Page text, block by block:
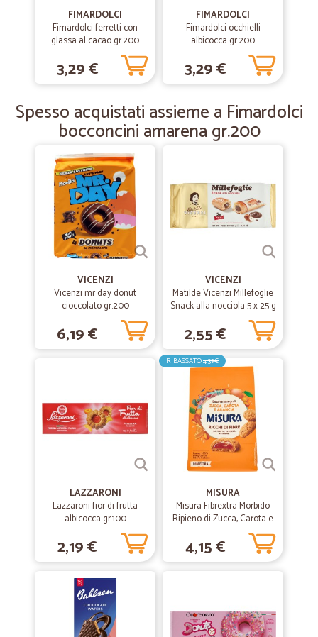
Facendo sempre acquisti da cicalia e…
Facendo sempre acquisti da cicalia e sempre qualcosa di
sorprendente
Ottimi acquisti
Tutti i prodotti sono di ottima qualità. Solitamente acquisto detersivi
e prodotti per la casa che non trovo nel supermercato vicino a casa
mia. Consiglio gli acquisti su Cicalia.
FIMARDOLCI
Fimardolci ferretti con
glassa al cacao gr.200
3,29 €
FIMARDOLCI
Fimardolci occhielli
albicocca gr.200
3,29 €
Spesso acquistati assieme a Fimardolci
bocconcini amarena gr.200
VICENZI
Vicenzi mr day donut
cioccolato gr.200
6,19 €
VICENZI
Matilde Vicenzi Millefoglie
Snack alla nocciola 5 x 25 g
2,55 €
LAZZARONI
Lazzaroni fior di frutta
albicocca gr.100
2,19 €
RIBASSATO4,39€
MISURA
Misura Fibrextra Morbido
Ripieno di Zucca, Carota e
Arancia 260 gr.
4,15 €